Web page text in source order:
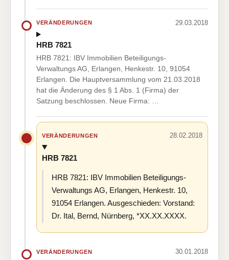
VERÄNDERUNGEN 29.03.2018
HRB 7821
HRB 7821: IBV Immobilien Beteiligungs-
Verwaltungs AG, Erlangen, Henkestr. 10, 91054
Erlangen. Die Hauptversammlung vom 21.03.2018
hat die Änderung des § 1 Abs. 1 (Firma) der
Satzung beschlossen. Neue Firma: …
VERÄNDERUNGEN 28.02.2018
HRB 7821
HRB 7821: IBV Immobilien Beteiligungs-
Verwaltungs AG, Erlangen, Henkestr. 10,
91054 Erlangen. Ausgeschieden: Vorstand:
Dr. Ital, Bernd, Nürnberg, *XX.XX.XXXX.
VERÄNDERUNGEN 30.01.2018